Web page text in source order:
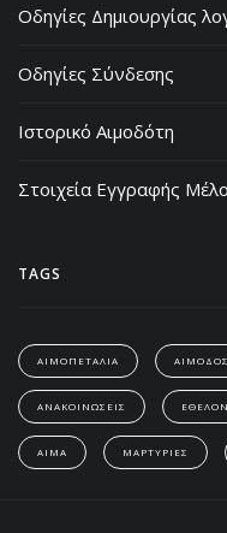
Οδηγίες Δημιουργίας
Οδηγίες Σύνδεσης
Ιστορικό Αιμοδότη
Στοιχεία Εγγραφής
TAGS
ΑΙΜΟΠΕΤΑΛΙΑ
ΑΝΑΚΟΙΝΩΣΕΙΣ
ΑΙΜΑ ΜΑΡΤΥΡΙΕΣ